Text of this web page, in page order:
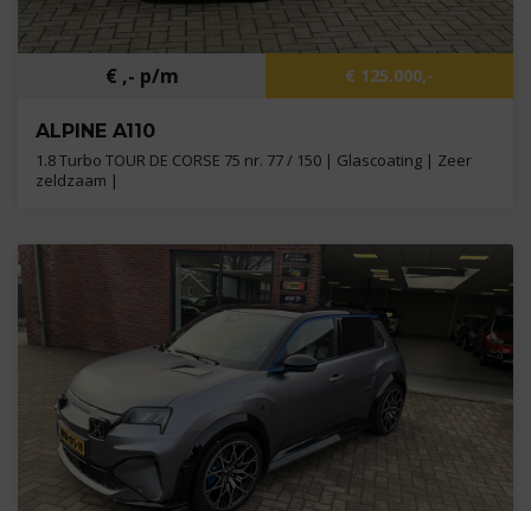
€ 125.000,-
€ ,- p/m
ALPINE A110
1.8 Turbo TOUR DE CORSE 75 nr. 77 / 150 | Glascoating | Zeer
zeldzaam |
Bouwjaar
2022
Benzine